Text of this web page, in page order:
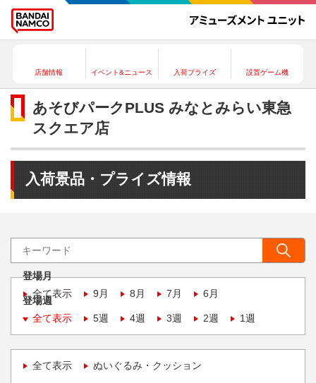
店舗情報 イベント&ニュース 入荷プライズ 設置ゲーム機
あそびパークPLUS みなとみらい東急
スクエア店
入荷景品・プライズ情報
登場月
全て表示
9月 8月 7月 6月
登場週
全て表示
5週 4週 3週 2週 1週
全て表示 ぬいぐるみ・クッション